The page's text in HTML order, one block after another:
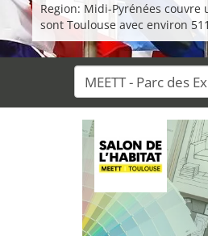
Region: Midi-Pyrénées
sont Toulouse avec environ